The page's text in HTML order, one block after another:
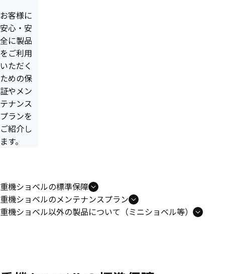
お客様に
安心・安
全に製品
をご利用
いただく
ための保
証やメン
テナンス
プランを
ご紹介し
ます。
重機ショベルの標準保障
重機ショベルのメンテナンスプラン
重機ショベル以外の製品について（ミニショベル等）